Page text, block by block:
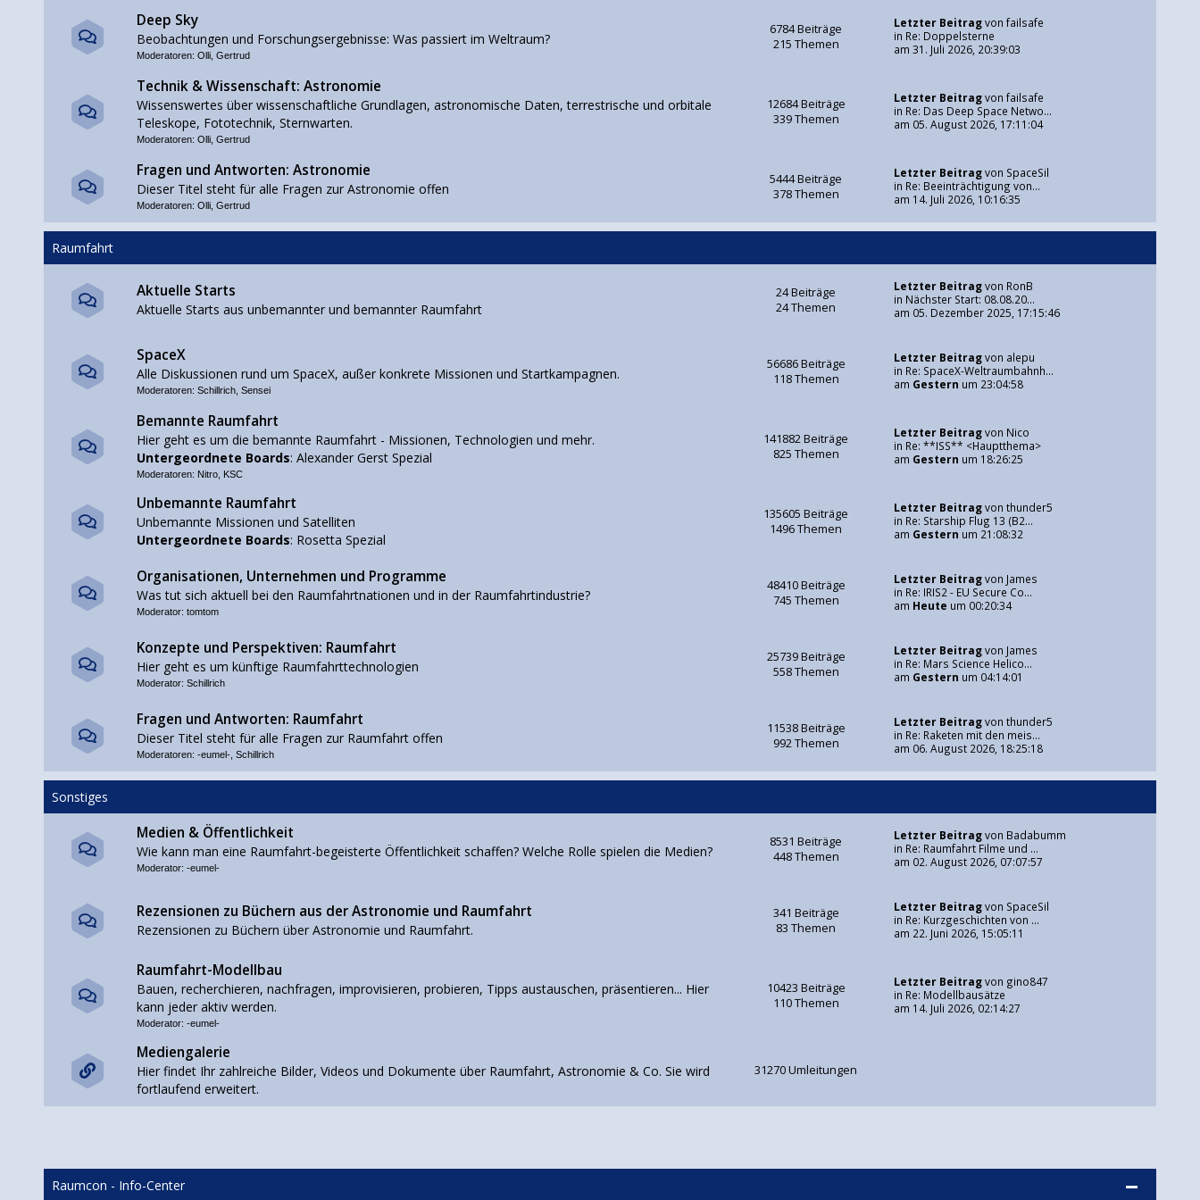
Deep Sky
Beobachtungen und Forschungsergebnisse: Was passiert im Weltraum?
Moderatoren: Olli, Gertrud
6784 Beiträge
215 Themen
Letzter Beitragvon failsafe
in Re: Doppelsterne
am 31. Juli 2026, 20:39:03
Technik & Wissenschaft: Astronomie
Wissenswertes über wissenschaftliche Grundlagen, astronomische Daten, terrestrische und orbitale
Teleskope, Fototechnik, Sternwarten.
Moderatoren: Olli, Gertrud
12684 Beiträge
339 Themen
Letzter Beitragvon failsafe
in Re: Das Deep Space Netwo...
am 05. August 2026, 17:11:04
Fragen und Antworten: Astronomie
Dieser Titel steht für alle Fragen zur Astronomie offen
Moderatoren: Olli, Gertrud
5444 Beiträge
378 Themen
Letzter Beitragvon SpaceSil
in Re: Beeinträchtigung von...
am 14. Juli 2026, 10:16:35
Raumfahrt
Aktuelle Starts
Aktuelle Starts aus unbemannter und bemannter Raumfahrt
24 Beiträge
24 Themen
Letzter Beitragvon RonB
in Nächster Start: 08.08.20...
am 05. Dezember 2025, 17:15:46
SpaceX
Alle Diskussionen rund um SpaceX, außer konkrete Missionen und Startkampagnen.
Moderatoren: Schillrich, Sensei
56686 Beiträge
118 Themen
Letzter Beitragvon alepu
in Re: SpaceX-Weltraumbahnh...
am Gestern um 23:04:58
Bemannte Raumfahrt
Hier geht es um die bemannte Raumfahrt - Missionen, Technologien und mehr.
Untergeordnete Boards: Alexander Gerst Spezial
Moderatoren: Nitro, KSC
141882 Beiträge
825 Themen
Letzter Beitragvon Nico
in Re: **ISS** <Hauptthema>
am Gestern um 18:26:25
Unbemannte Raumfahrt
Unbemannte Missionen und Satelliten
Untergeordnete Boards: Rosetta Spezial
135605 Beiträge
1496 Themen
Letzter Beitragvon thunder5
in Re: Starship Flug 13 (B2...
am Gestern um 21:08:32
Organisationen, Unternehmen und Programme
Was tut sich aktuell bei den Raumfahrtnationen und in der Raumfahrtindustrie?
Moderator: tomtom
48410 Beiträge
745 Themen
Letzter Beitragvon James
in Re: IRIS2 - EU Secure Co...
am Heute um 00:20:34
Konzepte und Perspektiven: Raumfahrt
Hier geht es um künftige Raumfahrttechnologien
Moderator: Schillrich
25739 Beiträge
558 Themen
Letzter Beitragvon James
in Re: Mars Science Helico...
am Gestern um 04:14:01
Fragen und Antworten: Raumfahrt
Dieser Titel steht für alle Fragen zur Raumfahrt offen
Moderatoren: -eumel-, Schillrich
11538 Beiträge
992 Themen
Letzter Beitragvon thunder5
in Re: Raketen mit den meis...
am 06. August 2026, 18:25:18
Sonstiges
Medien & Öffentlichkeit
Wie kann man eine Raumfahrt-begeisterte Öffentlichkeit schaffen? Welche Rolle spielen die Medien?
Moderator: -eumel-
8531 Beiträge
448 Themen
Letzter Beitragvon Badabumm
in Re: Raumfahrt Filme und ...
am 02. August 2026, 07:07:57
Rezensionen zu Büchern aus der Astronomie und Raumfahrt
Rezensionen zu Büchern über Astronomie und Raumfahrt.
341 Beiträge
83 Themen
Letzter Beitragvon SpaceSil
in Re: Kurzgeschichten von ...
am 22. Juni 2026, 15:05:11
Raumfahrt-Modellbau
Bauen, recherchieren, nachfragen, improvisieren, probieren, Tipps austauschen, präsentieren... Hier
kann jeder aktiv werden.
Moderator: -eumel-
10423 Beiträge
110 Themen
Letzter Beitragvon gino847
in Re: Modellbausätze
am 14. Juli 2026, 02:14:27
Mediengalerie
Hier findet Ihr zahlreiche Bilder, Videos und Dokumente über Raumfahrt, Astronomie & Co. Sie wird
fortlaufend erweitert.
31270 Umleitungen
Raumcon - Info-Center